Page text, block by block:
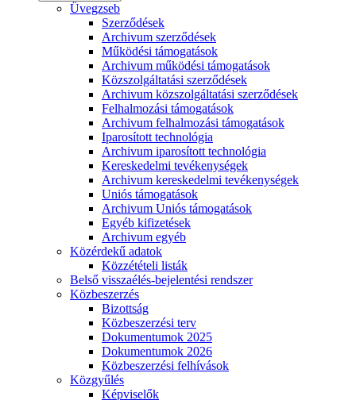
Üvegzseb
Szerződések
Archivum szerződések
Működési támogatások
Archivum működési támogatások
Közszolgáltatási szerződések
Archivum közszolgáltatási szerződések
Felhalmozási támogatások
Archivum felhalmozási támogatások
Iparosított technológia
Archivum iparosított technológia
Kereskedelmi tevékenységek
Archivum kereskedelmi tevékenységek
Uniós támogatások
Archivum Uniós támogatások
Egyéb kifizetések
Archivum egyéb
Közérdekű adatok
Közzétételi listák
Belső visszaélés-bejelentési rendszer
Közbeszerzés
Bizottság
Közbeszerzési terv
Dokumentumok 2025
Dokumentumok 2026
Közbeszerzési felhívások
Közgyűlés
Képviselők